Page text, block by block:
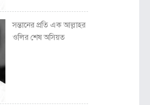
সন্তানের প্রতি এক আল্লাহর
ওলির শেষ অসিয়ত